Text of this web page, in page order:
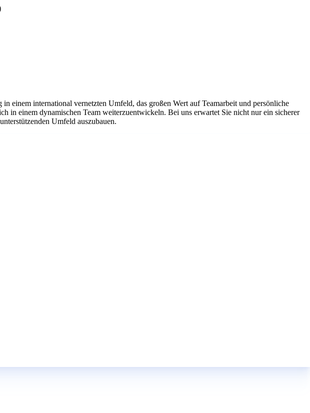
einem international vernetzten Umfeld, das großen Wert auf Teamarbeit und persönliche
einem dynamischen Team weiterzuentwickeln. Bei uns erwartet Sie nicht nur ein sicherer
Umfeld auszubauen.